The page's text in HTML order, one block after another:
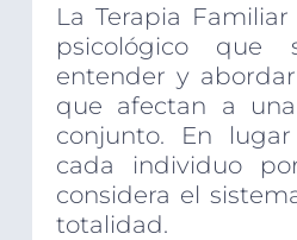
La Terapia
psicológico que
entender y
que afectan a
conjunto. En
cada individuo
considera el
totalidad.